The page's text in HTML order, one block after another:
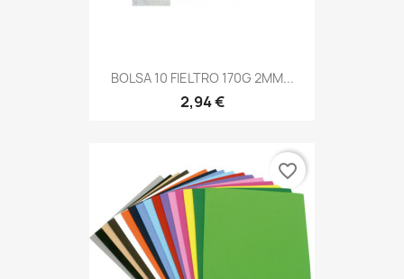
BOLSA 10 FIELTRO 170G 2MM...
2,94 €
favorite_border